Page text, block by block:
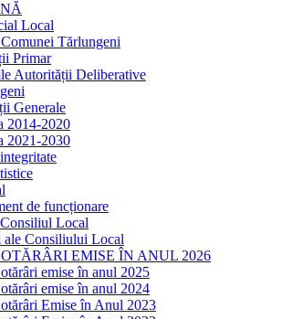
Local
Tărlungeni
Primar
Autorității Deliberative
Generale
2014-2020
2021-2030
de funcționare
Local
ale Consiliului Local
EMISE ÎN ANUL 2026
emise în anul 2025
emise în anul 2024
Emise în Anul 2023